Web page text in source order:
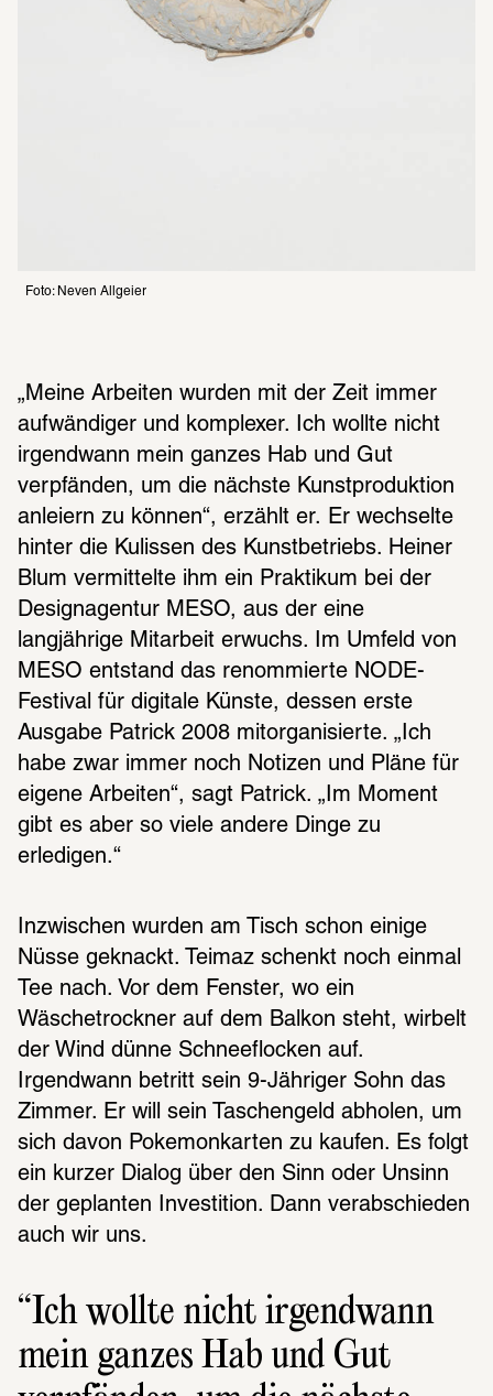
Foto: Neven Allgeier
„Meine Arbeiten wurden mit der Zeit immer
aufwändiger und komplexer. Ich wollte nicht
irgendwann mein ganzes Hab und Gut
verpfänden, um die nächste Kunstproduktion
anleiern zu können“, erzählt er. Er wechselte
hinter die Kulissen des Kunstbetriebs. Heiner
Blum vermittelte ihm ein Praktikum bei der
Designagentur MESO, aus der eine
langjährige Mitarbeit erwuchs. Im Umfeld von
MESO entstand das renommierte NODE-
Festival für digitale Künste, dessen erste
Ausgabe Patrick 2008 mitorganisierte. „Ich
habe zwar immer noch Notizen und Pläne für
eigene Arbeiten“, sagt Patrick. „Im Moment
gibt es aber so viele andere Dinge zu
erledigen.“
Inzwischen wurden am Tisch schon einige
Nüsse geknackt. Teimaz schenkt noch einmal
Tee nach. Vor dem Fenster, wo ein
Wäschetrockner auf dem Balkon steht, wirbelt
der Wind dünne Schneeflocken auf.
Irgendwann betritt sein 9-Jähriger Sohn das
Zimmer. Er will sein Taschengeld abholen, um
sich davon Pokemonkarten zu kaufen. Es folgt
ein kurzer Dialog über den Sinn oder Unsinn
der geplanten Investition. Dann verabschieden
auch wir uns.
Ich wollte nicht irgend­wann
mein ganzes Hab und Gut